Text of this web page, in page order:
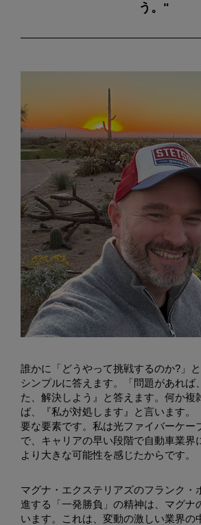
う。"
誰かに「どうやって挑戦するのか?」
シンプルに答えます。「問題があれば
た、解決しよう』と答えます。何か複
ば、『私が対処します』と言います。
要な要素です。私は光ファイバーケー
で、キャリアの早い段階で自動車業界
より大きな可能性を感じたからです。
マグナ・エクステリアズのフランク・
進する「一発勝負」の精神は、マグナ
います。これは、変動の激しい業界の